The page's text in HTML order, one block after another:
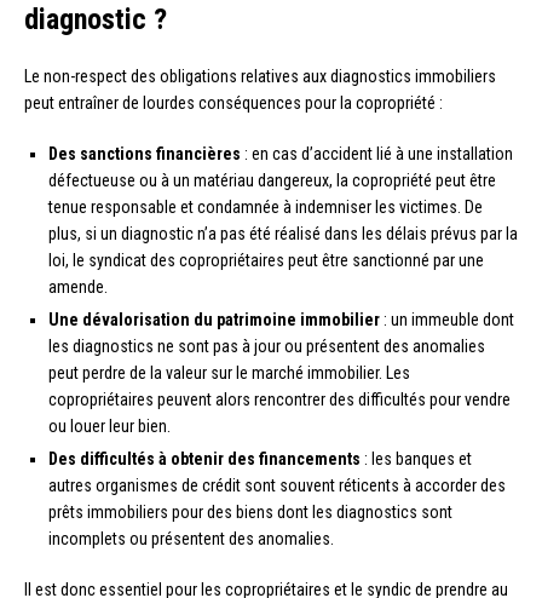
diagnostic ?
Le non-respect des obligations relatives aux diagnostics immobiliers
peut entraîner de lourdes conséquences pour la copropriété :
Des sanctions financières : en cas d’accident lié à une installation
défectueuse ou à un matériau dangereux, la copropriété peut être
tenue responsable et condamnée à indemniser les victimes. De
plus, si un diagnostic n’a pas été réalisé dans les délais prévus par la
loi, le syndicat des copropriétaires peut être sanctionné par une
amende.
Une dévalorisation du patrimoine immobilier : un immeuble dont
les diagnostics ne sont pas à jour ou présentent des anomalies
peut perdre de la valeur sur le marché immobilier. Les
copropriétaires peuvent alors rencontrer des difficultés pour vendre
ou louer leur bien.
Des difficultés à obtenir des financements : les banques et
autres organismes de crédit sont souvent réticents à accorder des
prêts immobiliers pour des biens dont les diagnostics sont
incomplets ou présentent des anomalies.
Il est donc essentiel pour les copropriétaires et le syndic de prendre au